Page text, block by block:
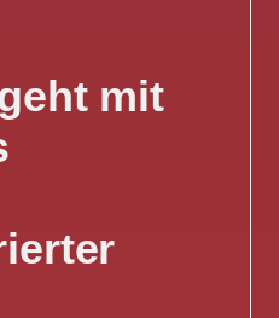
mit